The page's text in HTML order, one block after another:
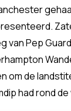
van Pep
om de
had rond